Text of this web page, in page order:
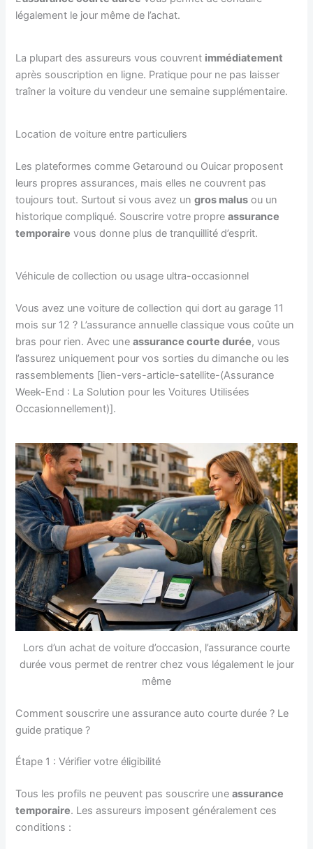
légalement le jour même de l’achat.
La plupart des assureurs vous couvrent immédiatement
après souscription en ligne. Pratique pour ne pas laisser
traîner la voiture du vendeur une semaine supplémentaire.
Location de voiture entre particuliers
Les plateformes comme Getaround ou Ouicar proposent
leurs propres assurances, mais elles ne couvrent pas
toujours tout. Surtout si vous avez ungros malus ou un
historique compliqué. Souscrire votre propreassurance
temporaire vous donne plus de tranquillité d’esprit.
Véhicule de collection ou usage ultra-occasionnel
Vous avez une voiture de collection qui dort au garage 11
mois sur 12 ? L’assurance annuelle classique vous coûte un
bras pour rien. Avec uneassurance courte durée, vous
l’assurez uniquement pour vos sorties du dimanche ou les
rassemblements [lien-vers-article-satellite-(Assurance
Week-End : La Solution pour les Voitures Utilisées
Occasionnellement)].
Lors d’un achat de voiture d’occasion, l’assurance courte
durée vous permet de rentrer chez vous légalement le jour
même
Comment souscrire une assurance auto courte durée ? Le
guide pratique ?
Étape 1 : Vérifier votre éligibilité
Tous les profils ne peuvent pas souscrire uneassurance
temporaire. Les assureurs imposent généralement ces
conditions :